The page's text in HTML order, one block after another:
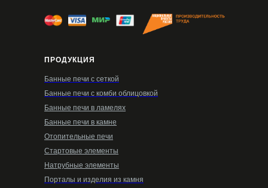
ПРОДУКЦИЯ
Банные печи с сеткой
Банные печи с комби облицовкой
Банные печи в ламелях
Банные печи в камне
Отопительные печи
Стартовые элементы
Натрубные элементы
Порталы и изделия из камня